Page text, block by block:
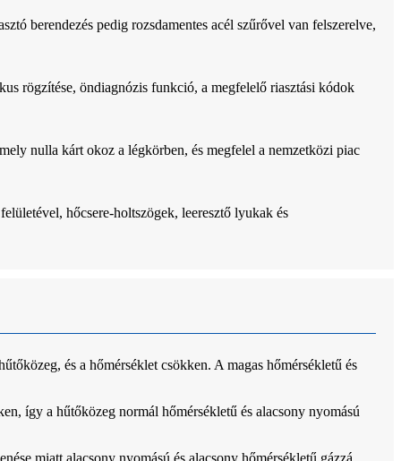
berendezés pedig rozsdamentes acél szűrővel van felszerelve,
rögzítése, öndiagnózis funkció, a megfelelő riasztási kódok
nulla kárt okoz a légkörben, és megfelel a nemzetközi piac
hőcsere-holtszögek, leeresztő lyukak és
és a hőmérséklet csökken. A magas hőmérsékletű és
így a hűtőközeg normál hőmérsékletű és alacsony nyomású
miatt alacsony nyomású és alacsony hőmérsékletű gázzá